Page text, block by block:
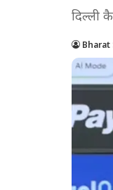
दिल्ली
Bharat